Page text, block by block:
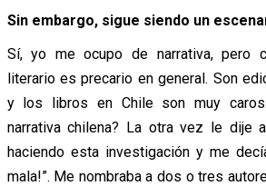
Sin embargo, sigue siendo un
Sí, yo me ocupo de narrativa, pero
literario es precario en general. Son
y los libros en Chile son muy caros.
narrativa chilena? La otra vez le dije
haciendo esta investigación y me
mala!”. Me nombraba a dos o tres